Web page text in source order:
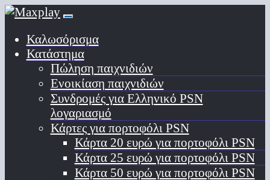
Καλωσόρισμα
Κατάστημα
Πώληση παιχνιδιών
Ενοικίαση παιχνιδιών
Συνδρομές για Ελληνικό PSN
λογαριασμό
Κάρτες για πορτοφόλι PSN
Κάρτα 20 ευρώ για πορτοφόλι PSN
Κάρτα 25 ευρώ για πορτοφόλι PSN
Κάρτα 50 ευρώ για πορτοφόλι PSN